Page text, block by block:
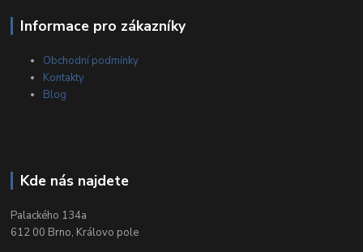
Informace pro zákazníky
Obchodní podmínky
Kontakty
Blog
Kde nás najdete
Palackého 134a
612 00 Brno, Královo pole